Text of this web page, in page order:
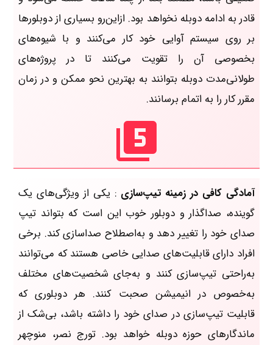
قادر به ادامه دوبله نخواهد بود. ازاین‌رو بسیاری از دوبلورها
بر روی سیستم آوایی خود کار می‌کنند و با شیوه‌های
بخصوصی آن را تقویت می‌کنند تا در پروژه‌های
طولانی‌مدت دوبله بتوانند به بهترین نحو ممکن و در زمان
مقرر کار را به اتمام برسانند.
آمادگی کافی در زمینه تیپ‌سازی : یکی از ویژگی‌های یک
گوینده، صداگذار و دوبلور خوب این است که بتواند تیپ
صدای خود را تغییر دهد و به‌اصطلاح صداسازی کند. برخی
افراد دارای قابلیت‌های صدایی خاصی هستند که می‌توانند
به‌راحتی تیپ‌سازی کنند و به‌جای شخصیت‌های مختلف
به‌خصوص در انیمیشن صحبت کنند. هر دوبلوری که
قابلیت تیپ‌سازی در صدای خود را داشته باشد، بی‌شک از
ماندگارهای حوزه دوبله خواهد بود. تورج نصر، منوچهر